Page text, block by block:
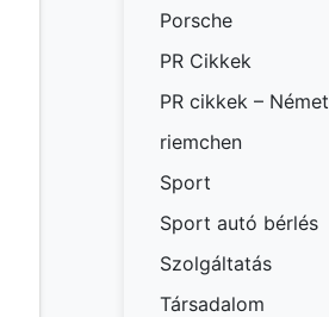
Porsche
PR Cikkek
PR cikkek – Német
riemchen
Sport
Sport autó bérlés
Szolgáltatás
Társadalom